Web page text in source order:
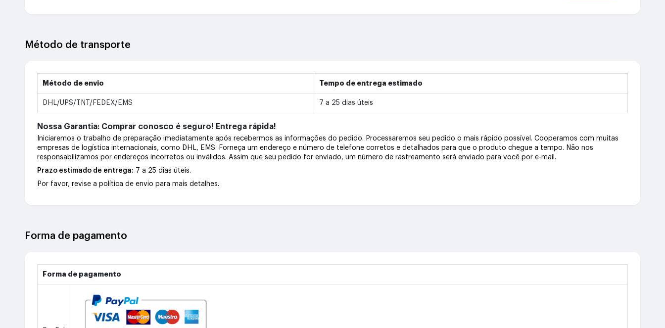
Método de transporte
Método de envio Tempo de entrega estimado
DHL/UPS/TNT/FEDEX/EMS 7 a 25 dias úteis
Nossa Garantia: Comprar conosco é seguro! Entrega rápida!
Iniciaremos o trabalho de preparação imediatamente após recebermos as informações do pedido. Processaremos seu pedido o mais rápido possível. Cooperamos com muitas
empresas de logística internacionais, como DHL, EMS. Forneça um endereço e número de telefone corretos e detalhados para que o produto chegue a tempo. Não nos
responsabilizamos por endereços incorretos ou inválidos. Assim que seu pedido for enviado, um número de rastreamento será enviado para você por e-mail.
Prazo estimado de entrega: 7 a 25 dias úteis.
Por favor, revise a política de envio para mais detalhes.
Forma de pagamento
Forma de pagamento